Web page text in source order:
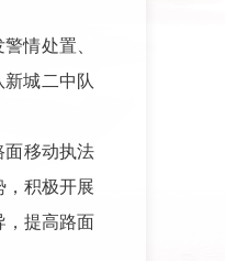
情处置、
城二中队
面移动执法
，积极开展
，提高路面